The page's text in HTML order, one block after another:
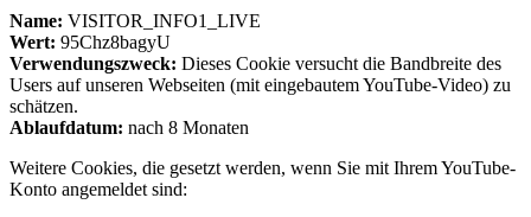
Name: VISITOR_INFO1_LIVE
Wert: 95Chz8bagyU
Verwendungszweck: Dieses Cookie versucht die Bandbreite des
Users auf unseren Webseiten (mit eingebautem YouTube-Video) zu
schätzen.
Ablaufdatum: nach 8 Monaten
Weitere Cookies, die gesetzt werden, wenn Sie mit Ihrem YouTube-
Konto angemeldet sind: